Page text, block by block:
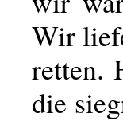
Wir
retten.
die